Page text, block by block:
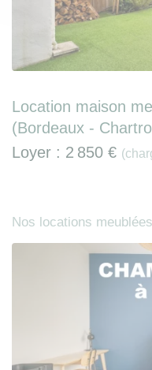
Location maison
(Bordeaux -
Loyer : 2 850 €
Nos locations